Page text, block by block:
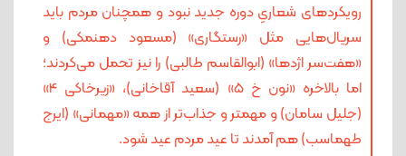
رویکردهای شعاریِ دوره جدید نبود و همچنان مردم باید
سریال‌هایی مثل «رستگاری» (مسعود دهنمکی) و
«هفت‌سر اژدها» (ابوالقاسم طالبی) را نیز تحمل می‌کردند؛
اما بالاخره «نون خ 5» (سعید آقاخانی)، «زیرخاکی 4»
(جلیل سامان) و مهمتر و جذاب‌تر از همه «مهمانی» (ایرج
طهماسب) هم آمدند تا عید مردم عید شود.